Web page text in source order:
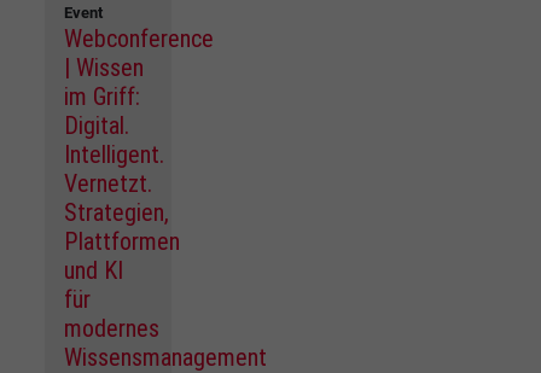
Event
Webconference
| Wissen
im Griff:
Digital.
Intelligent.
Vernetzt.
Strategien,
Plattformen
und KI
für
modernes
Wissensmanagement